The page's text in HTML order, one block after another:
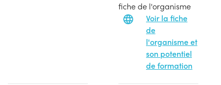
fiche de l'organisme
Voir la fiche
de
l'organisme et
son potentiel
de formation